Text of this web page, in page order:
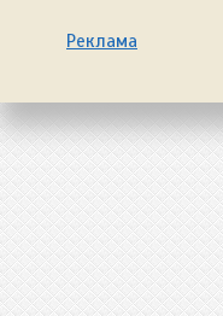
Реклама